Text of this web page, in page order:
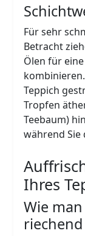
Für sehr
Betracht
Ölen für
Teppich
Tropfen
Teebaum)
während Sie
Ihres
Wie